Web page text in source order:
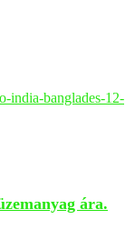
india-banglades-12-
ára.